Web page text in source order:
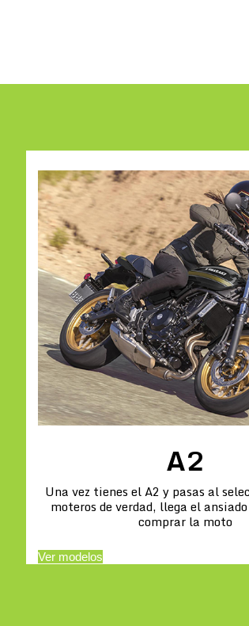
A2
Una vez tienes el A2 y pasas al
moteros de verdad, llega el
comprar la moto
Ver modelos